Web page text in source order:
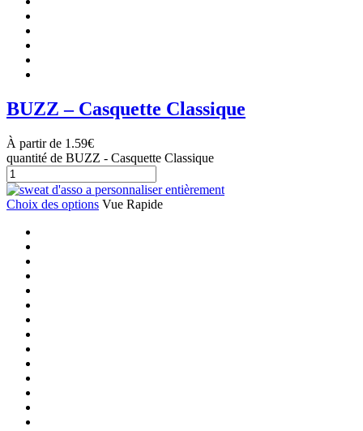
BUZZ – Casquette Classique
À partir de 1.59€
quantité de BUZZ - Casquette Classique
Choix des options Vue Rapide